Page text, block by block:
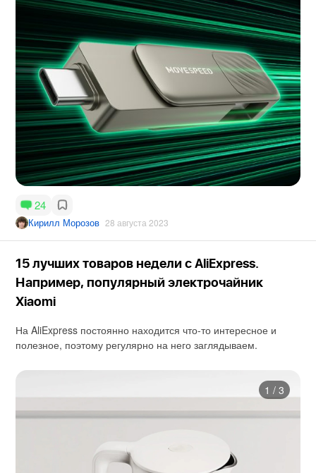
24
Кирилл Морозов 28 августа 2023
15 лучших товаров недели с AliExpress.
Например, популярный электрочайник
Xiaomi
На AliExpress постоянно находится что-то интересное и
полезное, поэтому регулярно на него заглядываем.
1 / 3